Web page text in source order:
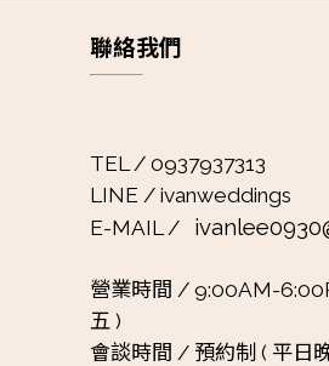
聯絡我們
TEL / 0937937313
LINE / ivanweddings
E-MAIL /
營業時間 / 9:00AM-
五 )
會談時間 / 預約制 ( 平日